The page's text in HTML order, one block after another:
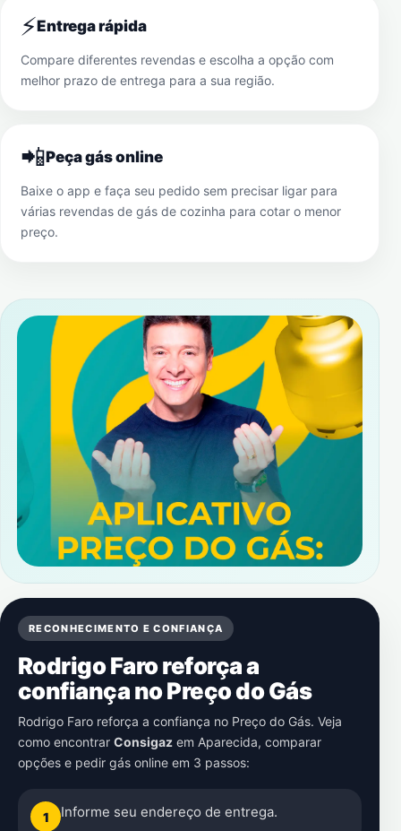
⚡Entrega rápida
Compare diferentes revendas e escolha a opção com
melhor prazo de entrega para a sua região.
📲Peça gás online
Baixe o app e faça seu pedido sem precisar ligar para
várias revendas de gás de cozinha para cotar o menor
preço.
RECONHECIMENTO E CONFIANÇA
Rodrigo Faro reforça a
confiança no Preço do Gás
Rodrigo Faro reforça a confiança no Preço do Gás. Veja
como encontrar Consigaz em Aparecida, comparar
opções e pedir gás online em 3 passos:
1 Informe seu endereço de entrega.